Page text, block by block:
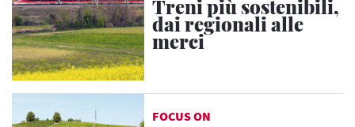
Treni più sostenibili,
dai regionali alle
merci
FOCUS ON